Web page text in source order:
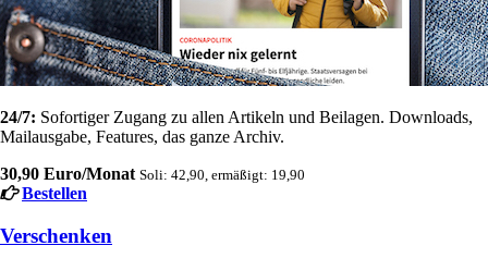
24/7: Sofortiger Zugang zu allen Artikeln und Beilagen. Downloads,
Mailausgabe, Features, das ganze Archiv.
30,90 Euro/Monat Soli: 42,90, ermäßigt: 19,90
Bestellen
Verschenken